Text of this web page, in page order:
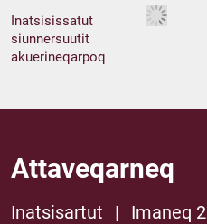
Inatsisissatut
siunnersuutit
akuerineqarpoq
Attaveqarneq
Inatsisartut | Imaneq 2